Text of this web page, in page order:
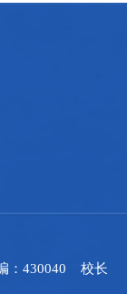
：430040 校长